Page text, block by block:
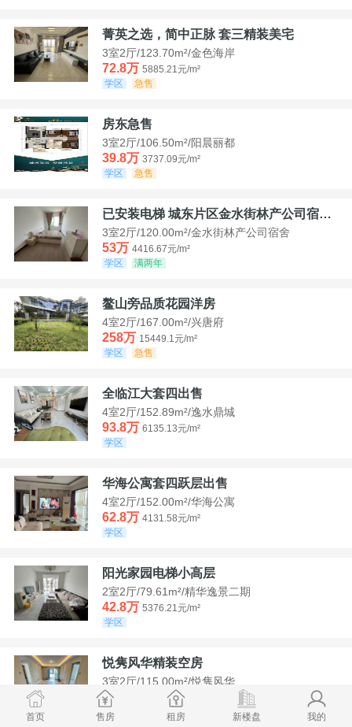
菁英之选，简中正脉 套三精装美宅
3室2厅/123.70m²/金色海岸
72.8万 5885.21元/m²
学区
急售
房东急售
3室2厅/106.50m²/阳晨丽都
39.8万 3737.09元/m²
学区
急售
已安装电梯 城东片区金水街林产公司宿舍套三可看江景
3室2厅/120.00m²/金水街林产公司宿舍
53万 4416.67元/m²
学区
满两年
鳌山旁品质花园洋房
4室2厅/167.00m²/兴唐府
258万 15449.1元/m²
学区
急售
全临江大套四出售
4室2厅/152.89m²/逸水鼎城
93.8万 6135.13元/m²
学区
华海公寓套四跃层出售
4室2厅/152.00m²/华海公寓
62.8万 4131.58元/m²
学区
阳光家园电梯小高层
2室2厅/79.61m²/精华逸景二期
42.8万 5376.21元/m²
学区
悦隽风华精装空房
3室2厅/115.00m²/悦隽风华
95万
8260.87元/m²
学区
首页 售房 租房 新楼盘 我的